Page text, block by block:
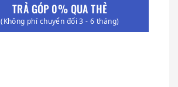
TRẢ GÓP 0% QUA THẺ
(Không phí chuyển đổi 3 - 6 tháng)